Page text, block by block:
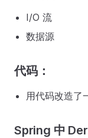
I/O 流
数据源
代码：
用代码改造了
Spring 中